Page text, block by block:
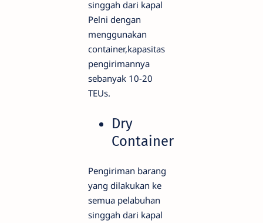
singgah dari kapal
Pelni dengan
menggunakan
container,kapasitas
pengirimannya
sebanyak 10-20
TEUs.
Dry
Container
Pengiriman barang
yang dilakukan ke
semua pelabuhan
singgah dari kapal